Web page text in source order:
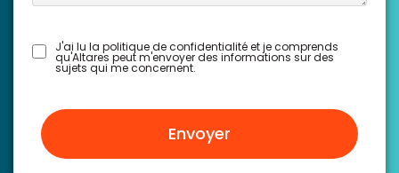
J'ai lu la politique de confidentialité et je comprends
qu'Altares peut m'envoyer des informations sur des
sujets qui me concernent.
Envoyer